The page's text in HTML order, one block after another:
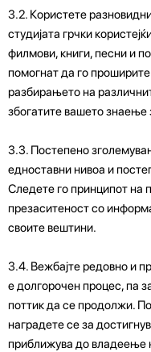
3.2. Користете
студијата грчки
филмови, книги, песни и
помогнат да го
разбирањето на
збогатите вашето знаење
3.3. Постепено
едноставни нивоа и
Следете го принципот на
презаситеност со
своите вештини.
3.4. Вежбајте редовно и
е долгорочен процес, па
поттик да се продолжи.
наградете се за
приближува до владеење